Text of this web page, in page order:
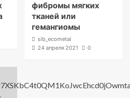
фибромы мягких
тканей или
гемангиомы
sib_ecometal
24 апреля 2021
0